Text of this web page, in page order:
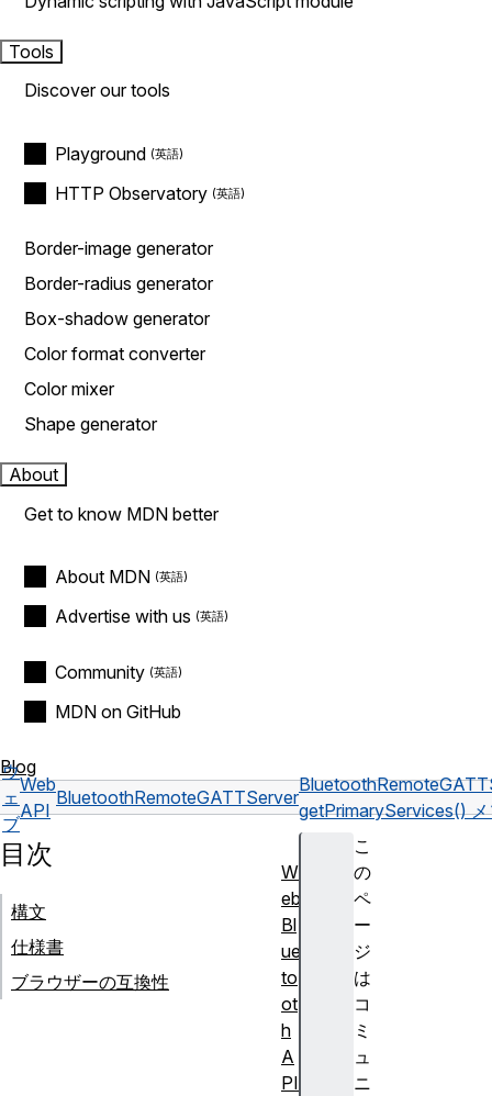
Tools
Discover our tools
Playground
HTTP Observatory
Border-image generator
Border-radius generator
Box-shadow generator
Color format converter
Color mixer
Shape generator
About
Get to know MDN better
About MDN
Advertise with us
Community
MDN on GitHub
Blog
ウ
ェ
ブ
Web
API
BluetoothRemoteGATTServer
getPrimaryServices()
こ
の
ペ
ー
ジ
は
コ
ミ
ュ
ニ
目次
構文
仕様書
ブラウザーの互換性
W
eb
Bl
ue
to
ot
h
A
PI